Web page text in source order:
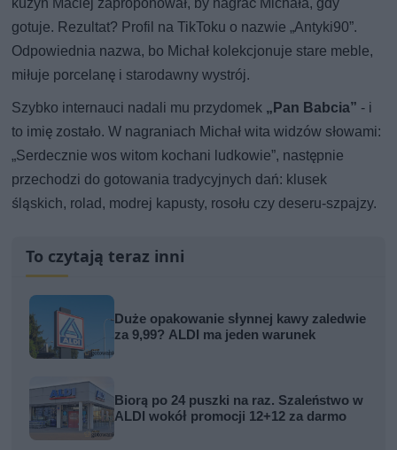
gotuje. Rezultat? Profil na TikToku o nazwie „Antyki90”.
Odpowiednia nazwa, bo Michał kolekcjonuje stare meble,
miłuje porcelanę i starodawny wystrój.
Szybko internauci nadali mu przydomek „Pan Babcia” - i
to imię zostało. W nagraniach Michał wita widzów słowami:
„Serdecznie wos witom kochani ludkowie”, następnie
przechodzi do gotowania tradycyjnych dań: klusek
śląskich, rolad, modrej kapusty, rosołu czy deseru-szpajzy.
To czytają teraz inni
Duże opakowanie słynnej kawy zaledwie
za 9,99? ALDI ma jeden warunek
Biorą po 24 puszki na raz. Szaleństwo w
ALDI wokół promocji 12+12 za darmo